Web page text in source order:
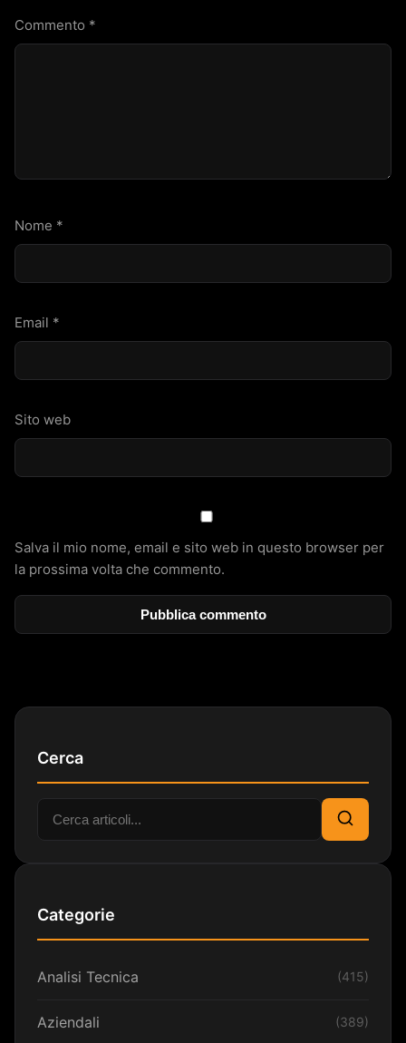
Commento *
Nome *
Email *
Sito web
Salva il mio nome, email e sito web in questo browser per
la prossima volta che commento.
Cerca
Cerca:
Cerca
Categorie
Analisi Tecnica (415)
Aziendali (389)